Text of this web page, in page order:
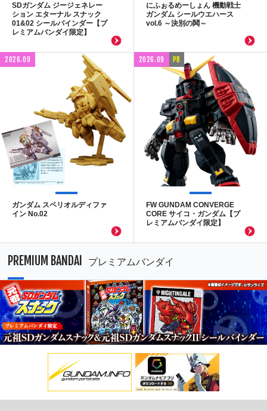
SDガンダム ジージェネレー
ション エターナル スナック
01&02 シールバインダー【プ
レミアムバンダイ限定】
にふぉるめーしょん 機動戦士
ガンダム シールウエハース
vol.6 ～決別の鬨～
2026.09
ガンダム スペリオルディファ
イン No.02
2026.09 PB
FW GUNDAM CONVERGE
CORE サイコ・ガンダム【プ
レミアムバンダイ限定】
PREMIUM BANDAI プレミアムバンダイ